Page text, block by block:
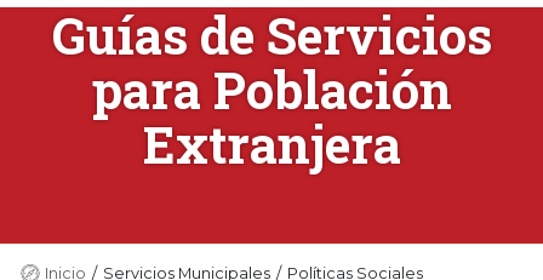
Guías de Servicios
para Población
Extranjera
Inicio Servicios Municipales
Políticas Sociales